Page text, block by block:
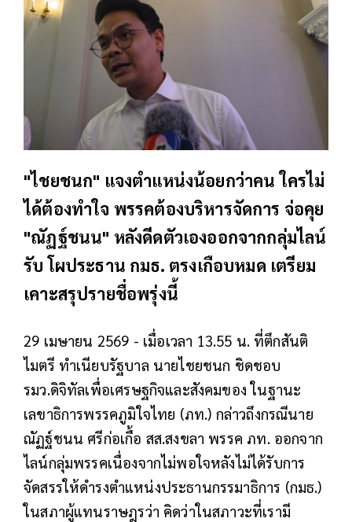
"ไชยชนก" แจงตำแหน่งน้อยกว่าคน ใครไม่
ได้ต้องทำใจ พรรคต้องบริหารจัดการ จ่อคุย
"ณัฏฐ์ชนน" หลังดีดตัวเองออกจากกลุ่มไลน์
รับ โผประธาน กมธ. ตรงเกือบหมด เตรียม
เคาะสรุปรายชื่อพรุ่งนี้
29 เมษายน 2569 - เมื่อเวลา 13.55 น. ที่ตึกสันติ
ไมตรี ทำเนียบรัฐบาล นายไชยชนก ชิดชอบ
รมว.ดิจิทัลเพื่อเศรษฐกิจและสังคมของ ในฐานะ
เลขาธิการพรรคภูมิใจไทย (ภท.) กล่าวถึงกรณีนาย
ณัฏฐ์ชนน ศรีก่อเกื้อ สส.สงขลา พรรค ภท. ออกจาก
ไลน์กลุ่มพรรคเนื่องจากไม่พอใจหลังไม่ได้รับการ
จัดสรรให้ดำรงตำแหน่งประธานกรรมาธิการ (กมธ.)
ในสภาผู้แทนราษฎรว่า คิดว่าในสภาวะที่เรามี